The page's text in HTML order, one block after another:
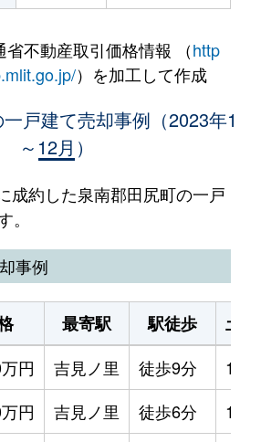
不動産取引価格情報 （http
）を加工して作成
戸建て売却事例（2023年1
～12月）
成約した泉南郡田尻町の一戸
事例
最寄駅 駅徒歩
土
円 吉見ノ里 徒歩9分
円 吉見ノ里 徒歩6分